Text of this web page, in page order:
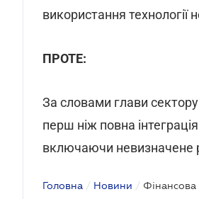
використання
ПРОТЕ:
За словами глави сектору
перш ніж повна
включаючи невизначене
Головна / Новини / Фінансова